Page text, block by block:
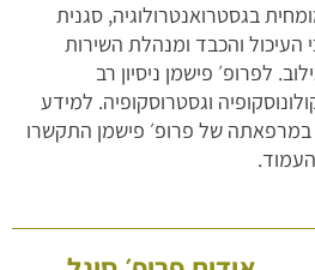
בגסטרואנטרולוגיה, סגנית
העיכול והכבד ומנהלת השירות
לפרופ׳ פישמן ניסיון רב
וגסטרוסקופיה. למידע
במרפאתה של פרופ׳ פישמן התקשרו